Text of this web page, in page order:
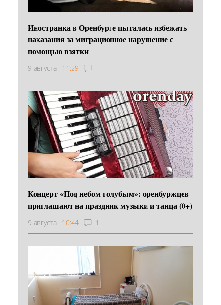
Иностранка в Оренбурге пыталась избежать
наказания за миграционное нарушение с
помощью взятки
9 августа 11:29
Концерт «Под небом голубым»: оренбуржцев
приглашают на праздник музыки и танца (0+)
9 августа 10:44 1